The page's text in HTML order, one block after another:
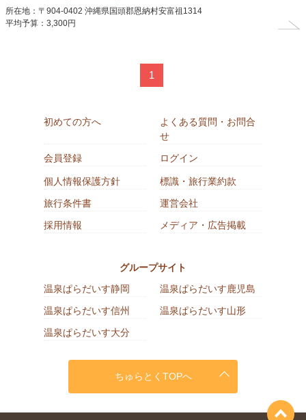
所在地：〒904-0402 沖縄県国頭郡恩納村安富祖1314
平均予算：3,300円
1
初めての方へ
よくある質問・お問合
せ
会員登録
ログイン
個人情報保護方針
標識・旅行業約款
旅行条件書
運営会社
採用情報
メディア・広告掲載
グループサイト
温泉ぱらだいす静岡
温泉ぱらだいす鹿児島
温泉ぱらだいす信州
温泉ぱらだいす山形
温泉ぱらだいす大分
ちゅらとくTOPへ